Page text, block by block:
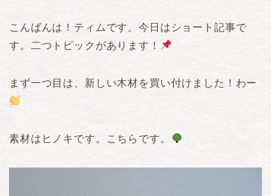
こんばんは！ティムです。今日はショート記事で
す。二つトピックがあります！
まず一つ目は、新しい木材を買い付けました！わー
素材はヒノキです。こちらです。